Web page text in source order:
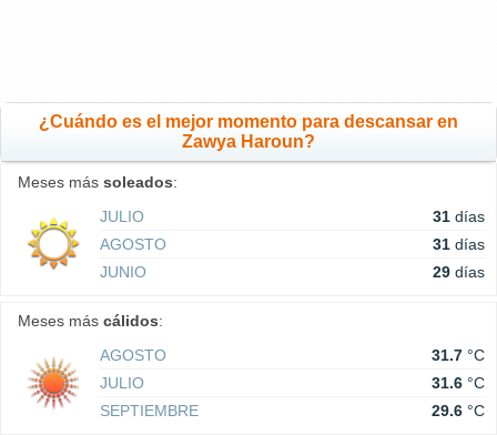
¿Cuándo es el mejor momento para descansar en
Zawya Haroun?
Meses más soleados:
JULIO
31 días
AGOSTO
31 días
JUNIO
29 días
Meses más cálidos:
AGOSTO
31.7 °C
JULIO
31.6 °C
SEPTIEMBRE
29.6 °C